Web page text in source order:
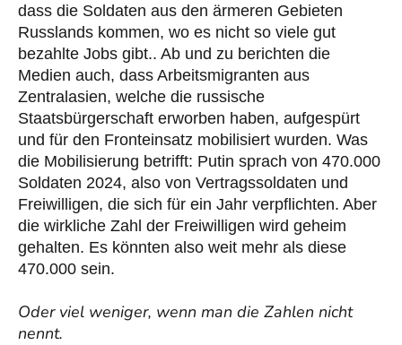
dass die Soldaten aus den ärmeren Gebieten
Russlands kommen, wo es nicht so viele gut
bezahlte Jobs gibt.. Ab und zu berichten die
Medien auch, dass Arbeitsmigranten aus
Zentralasien, welche die russische
Staatsbürgerschaft erworben haben, aufgespürt
und für den Fronteinsatz mobilisiert wurden. Was
die Mobilisierung betrifft: Putin sprach von 470.000
Soldaten 2024, also von Vertragssoldaten und
Freiwilligen, die sich für ein Jahr verpflichten. Aber
die wirkliche Zahl der Freiwilligen wird geheim
gehalten. Es könnten also weit mehr als diese
470.000 sein.
Oder viel weniger, wenn man die Zahlen nicht
nennt.